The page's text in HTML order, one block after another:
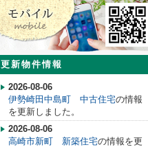
更新物件情報
2026-08-06
伊勢崎田中島町 中古住宅の情報
を更新しました。
2026-08-06
高崎市新町 新築住宅の情報を更